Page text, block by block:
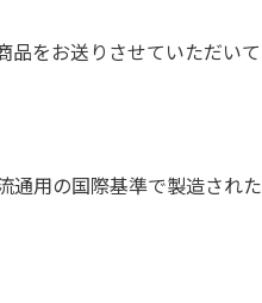
だち大募集！限定クーポンも不
をお送りさせていただい
用の国際基準で製造され